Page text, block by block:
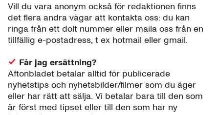
Vill du vara anonym också för redaktionen finns
det flera andra vägar att kontakta oss: du kan
ringa från ett dolt nummer eller maila oss från en
tillfällig e-postadress, t ex hotmail eller gmail.
Får jag ersättning?
Aftonbladet betalar alltid för publicerade
nyhetstips och nyhetsbilder/filmer som du äger
eller har rätt att sälja. Vi betalar bara till den som
är först med tipset eller till den som har ny